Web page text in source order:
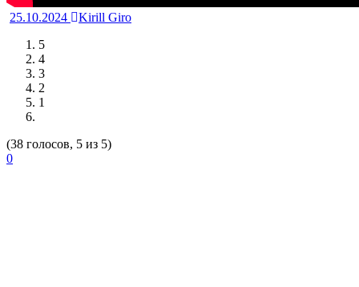
25.10.2024
Kirill Giro
5
4
3
2
1
(38 голосов, 5 из 5)
0